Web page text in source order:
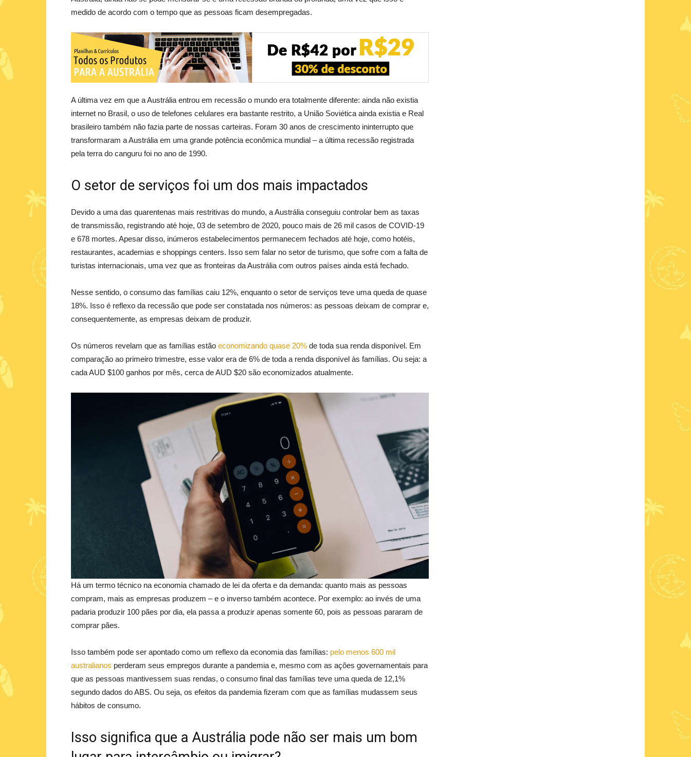
medido de acordo com o tempo que as pessoas ficam desempregadas.
A última vez em que a Austrália entrou em recessão o mundo era totalmente diferente: ainda não existia
internet no Brasil, o uso de telefones celulares era bastante restrito, a União Soviética ainda existia e Real
brasileiro também não fazia parte de nossas carteiras. Foram 30 anos de crescimento ininterrupto que
transformaram a Austrália em uma grande potência econômica mundial – a última recessão registrada
pela terra do canguru foi no ano de 1990.
O setor de serviços foi um dos mais impactados
Devido a uma das quarentenas mais restritivas do mundo, a Austrália conseguiu controlar bem as taxas
de transmissão, registrando até hoje, 03 de setembro de 2020, pouco mais de 26 mil casos de COVID-19
e 678 mortes. Apesar disso, inúmeros estabelecimentos permanecem fechados até hoje, como hotéis,
restaurantes, academias e shoppings centers. Isso sem falar no setor de turismo, que sofre com a falta de
turistas internacionais, uma vez que as fronteiras da Austrália com outros países ainda está fechado.
Nesse sentido, o consumo das famílias caiu 12%, enquanto o setor de serviços teve uma queda de quase
18%. Isso é reflexo da recessão que pode ser constatada nos números: as pessoas deixam de comprar e,
consequentemente, as empresas deixam de produzir.
Os números revelam que as famílias estão economizando quase 20% de toda sua renda disponível. Em
comparação ao primeiro trimestre, esse valor era de 6% de toda a renda disponível às famílias. Ou seja: a
cada AUD $100 ganhos por mês, cerca de AUD $20 são economizados atualmente.
Há um termo técnico na economia chamado de lei da oferta e da demanda: quanto mais as pessoas
compram, mais as empresas produzem – e o inverso também acontece. Por exemplo: ao invés de uma
padaria produzir 100 pães por dia, ela passa a produzir apenas somente 60, pois as pessoas pararam de
comprar pães.
Isso também pode ser apontado como um reflexo da economia das famílias: pelo menos 600 mil
australianos perderam seus empregos durante a pandemia e, mesmo com as ações governamentais para
que as pessoas mantivessem suas rendas, o consumo final das famílias teve uma queda de 12,1%
segundo dados do ABS. Ou seja, os efeitos da pandemia fizeram com que as famílias mudassem seus
hábitos de consumo.
Isso significa que a Austrália pode não ser mais um bom